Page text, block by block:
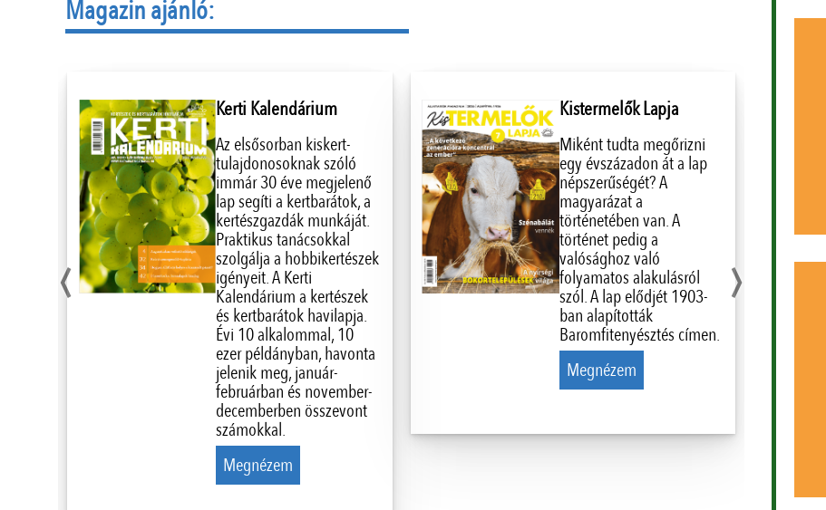
Magazin ajánló:
Kerti Kalendárium
Az elsősorban kiskert-
tulajdonosoknak szóló
immár 30 éve megjelenő
lap segíti a kertbarátok, a
kertészgazdák munkáját.
Praktikus tanácsokkal
szolgálja a hobbikertészek
igényeit. A Kerti
Kalendárium a kertészek
és kertbarátok havilapja.
Évi 10 alkalommal, 10
ezer példányban, havonta
jelenik meg, január-
februárban és november-
decemberben összevont
számokkal.
Megnézem
Kistermelők Lapja
Miként tudta megőrizni
egy évszázadon át a lap
népszerűségét? A
magyarázat a
történetében van. A
történet pedig a
valósághoz való
folyamatos alakulásról
szól. A lap elődjét 1903-
ban alapították
Baromfitenyésztés címen.
Megnézem
‹ ›